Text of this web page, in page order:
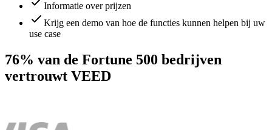
Informatie over prijzen
Krijg een demo van hoe de functies kunnen helpen bij uw
use case
76% van de Fortune 500 bedrijven
vertrouwt VEED